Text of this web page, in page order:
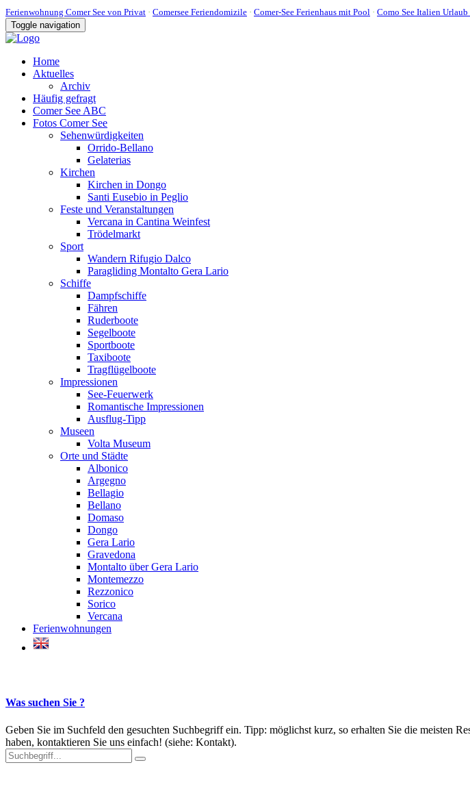
Ferienwohnung Comer See von Privat · Comersee Feriendomizile · Comer-See Ferienhaus mit Pool · Como See Italien
Toggle navigation
Home
Aktuelles
Archiv
Häufig gefragt
Comer See ABC
Fotos Comer See
Sehenwürdigkeiten
Orrido-Bellano
Gelaterias
Kirchen
Kirchen in Dongo
Santi Eusebio in Peglio
Feste und Veranstaltungen
Vercana in Cantina Weinfest
Trödelmarkt
Sport
Wandern Rifugio Dalco
Paragliding Montalto Gera Lario
Schiffe
Dampfschiffe
Fähren
Ruderboote
Segelboote
Sportboote
Taxiboote
Tragflügelboote
Impressionen
See-Feuerwerk
Romantische Impressionen
Ausflug-Tipp
Museen
Volta Museum
Orte und Städte
Albonico
Argegno
Bellagio
Bellano
Domaso
Dongo
Gera Lario
Gravedona
Montalto über Gera Lario
Montemezzo
Rezzonico
Sorico
Vercana
Ferienwohnungen
Was suchen Sie ?
Geben Sie im Suchfeld den gesuchten Suchbegriff ein. Tipp: möglichst kurz, so erhalten Sie die meisten
haben, kontaktieren Sie uns einfach! (siehe: Kontakt).